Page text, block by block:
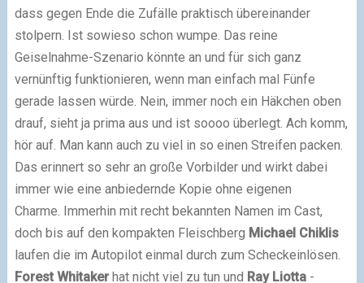
dass gegen Ende die Zufälle praktisch übereinander
stolpern. Ist sowieso schon wumpe. Das reine
Geiselnahme-Szenario könnte an und für sich ganz
vernünftig funktionieren, wenn man einfach mal Fünfe
gerade lassen würde. Nein, immer noch ein Häkchen oben
drauf, sieht ja prima aus und ist soooo überlegt. Ach komm,
hör auf. Man kann auch zu viel in so einen Streifen packen.
Das erinnert so sehr an große Vorbilder und wirkt dabei
immer wie eine anbiedernde Kopie ohne eigenen
Charme. Immerhin mit recht bekannten Namen im Cast,
doch bis auf den kompakten Fleischberg Michael Chiklis
laufen die im Autopilot einmal durch zum Scheckeinlösen.
Forest Whitakerhat nicht viel zu tun und Ray Liotta-